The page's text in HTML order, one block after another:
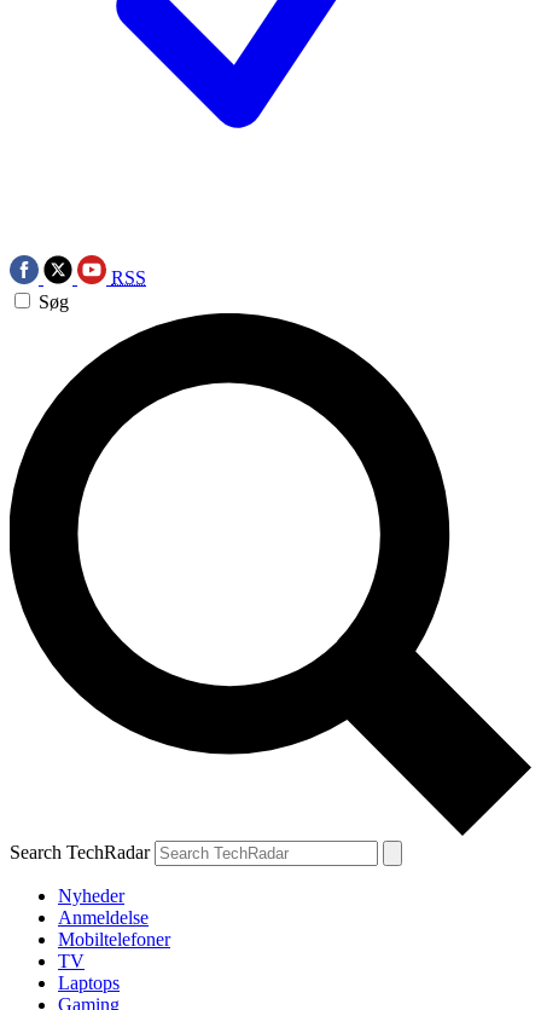
RSS
Søg
Search TechRadar
Nyheder
Anmeldelse
Mobiltelefoner
TV
Laptops
Gaming